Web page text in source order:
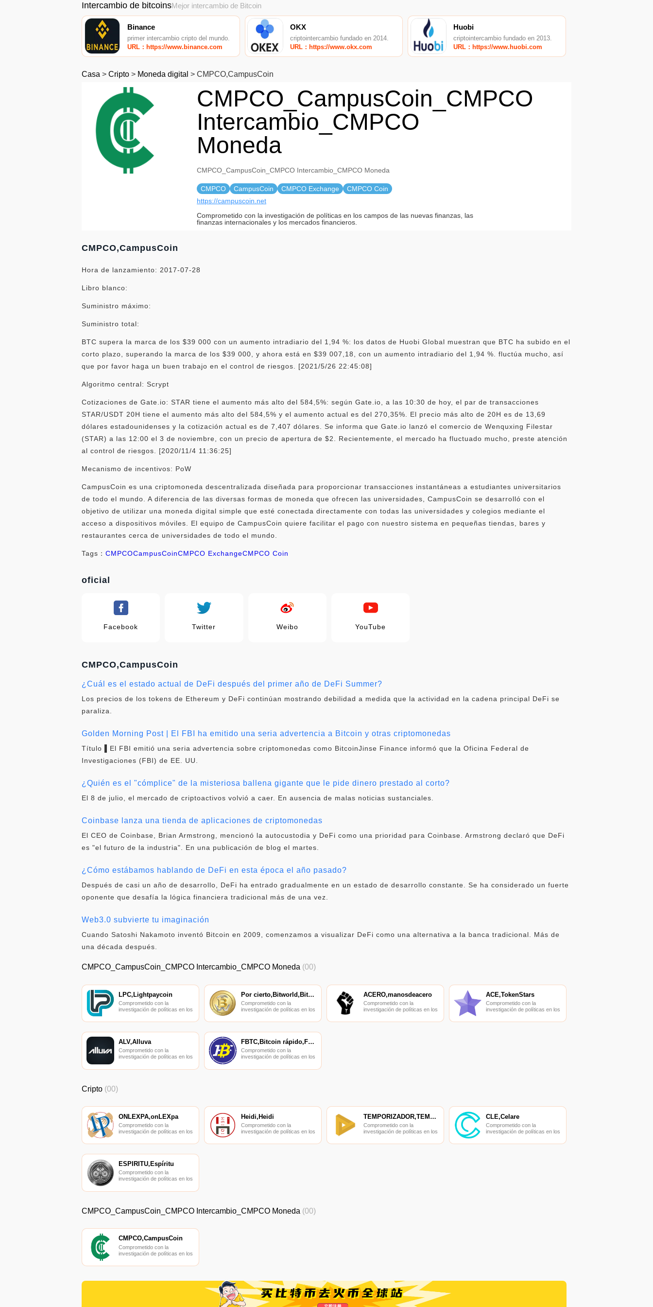
Intercambio de bitcoinsMejor intercambio de Bitcoin
Binance
primer intercambio cripto del mundo.
URL：https://www.binance.com
OKX
criptointercambio fundado en 2014.
URL：https://www.okx.com
Huobi
criptointercambio fundado en 2013.
URL：https://www.huobi.com
Casa > Cripto > Moneda digital > CMPCO,CampusCoin
CMPCO_CampusCoin_CMPCO
Intercambio_CMPCO
Moneda
CMPCO_CampusCoin_CMPCO Intercambio_CMPCO Moneda
CMPCO CampusCoin CMPCO Exchange
CMPCO Coin
https://campuscoin.net
Comprometido con la investigación de políticas en los campos de las nuevas finanzas, las
finanzas internacionales y los mercados financieros.
CMPCO,CampusCoin
Hora de lanzamiento: 2017-07-28
Libro blanco:
Suministro máximo:
Suministro total:
BTC supera la marca de los $39 000 con un aumento intradiario del 1,94 %: los datos de Huobi Global muestran que BTC ha subido en el
corto plazo, superando la marca de los $39 000, y ahora está en $39 007,18, con un aumento intradiario del 1,94 %. fluctúa mucho, así
que por favor haga un buen trabajo en el control de riesgos. [2021/5/26 22:45:08]
Algoritmo central: Scrypt
Cotizaciones de Gate.io: STAR tiene el aumento más alto del 584,5%: según Gate.io, a las 10:30 de hoy, el par de transacciones
STAR/USDT 20H tiene el aumento más alto del 584,5% y el aumento actual es del 270,35%. El precio más alto de 20H es de 13,69
dólares estadounidenses y la cotización actual es de 7,407 dólares. Se informa que Gate.io lanzó el comercio de Wenquxing Filestar
(STAR) a las 12:00 el 3 de noviembre, con un precio de apertura de $2. Recientemente, el mercado ha fluctuado mucho, preste atención
al control de riesgos. [2020/11/4 11:36:25]
Mecanismo de incentivos: PoW
CampusCoin es una criptomoneda descentralizada diseñada para proporcionar transacciones instantáneas a estudiantes universitarios
de todo el mundo. A diferencia de las diversas formas de moneda que ofrecen las universidades, CampusCoin se desarrolló con el
objetivo de utilizar una moneda digital simple que esté conectada directamente con todas las universidades y colegios mediante el
acceso a dispositivos móviles. El equipo de CampusCoin quiere facilitar el pago con nuestro sistema en pequeñas tiendas, bares y
restaurantes cerca de universidades de todo el mundo.
Tags： CMPCOCampusCoinCMPCO ExchangeCMPCO Coin
oficial
Facebook Twitter Weibo YouTube
CMPCO,CampusCoin
¿Cuál es el estado actual de DeFi después del primer año de DeFi Summer?
Los precios de los tokens de Ethereum y DeFi continúan mostrando debilidad a medida que la actividad en la cadena principal DeFi se
paraliza.
Golden Morning Post | El FBI ha emitido una seria advertencia a Bitcoin y otras criptomonedas
Título ▌El FBI emitió una seria advertencia sobre criptomonedas como BitcoinJinse Finance informó que la Oficina Federal de
Investigaciones (FBI) de EE. UU.
¿Quién es el "cómplice" de la misteriosa ballena gigante que le pide dinero prestado al corto?
El 8 de julio, el mercado de criptoactivos volvió a caer. En ausencia de malas noticias sustanciales.
Coinbase lanza una tienda de aplicaciones de criptomonedas
El CEO de Coinbase, Brian Armstrong, mencionó la autocustodia y DeFi como una prioridad para Coinbase. Armstrong declaró que DeFi
es "el futuro de la industria". En una publicación de blog el martes.
¿Cómo estábamos hablando de DeFi en esta época el año pasado?
Después de casi un año de desarrollo, DeFi ha entrado gradualmente en un estado de desarrollo constante. Se ha considerado un fuerte
oponente que desafía la lógica financiera tradicional más de una vez.
Web3.0 subvierte tu imaginación
Cuando Satoshi Nakamoto inventó Bitcoin en 2009, comenzamos a visualizar DeFi como una alternativa a la banca tradicional. Más de
una década después.
CMPCO_CampusCoin_CMPCO Intercambio_CMPCO Moneda (00)
LPC,Lightpaycoin
Comprometido con la
investigación de políticas en los
finanzas, las finanzas
Por cierto,Bitworld,BitcoinWorld
Comprometido con la
investigación de políticas en los
finanzas, las finanzas
ACERO,manosdeacero
Comprometido con la
investigación de políticas en los
finanzas, las finanzas
ACE,TokenStars
Comprometido con la
investigación de políticas en los
finanzas, las finanzas
ALV,Alluva
Comprometido con la
investigación de políticas en los
finanzas, las finanzas
FBTC,Bitcoin rápido,FBTC
Comprometido con la
investigación de políticas en los
finanzas, las finanzas
Cripto (00)
ONLEXPA,onLEXpa
Comprometido con la
investigación de políticas en los
finanzas, las finanzas
Heidi,Heidi
Comprometido con la
investigación de políticas en los
finanzas, las finanzas
TEMPORIZADOR,TEMPORIZADOR
Comprometido con la
investigación de políticas en los
finanzas, las finanzas
CLE,Celare
Comprometido con la
investigación de políticas en los
finanzas, las finanzas
ESPÍRITU,Espíritu
Comprometido con la
investigación de políticas en los
finanzas, las finanzas
CMPCO_CampusCoin_CMPCO Intercambio_CMPCO Moneda (00)
CMPCO,CampusCoin
Comprometido con la
investigación de políticas en los
finanzas, las finanzas